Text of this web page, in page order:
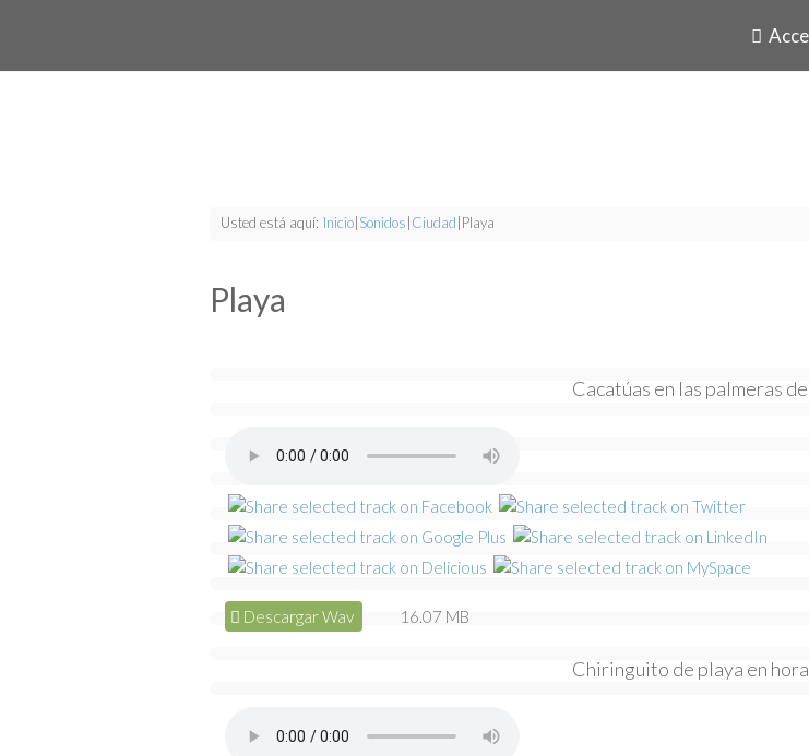
Usted está aquí: Inicio Sonidos Ciudad Playa
Playa
Cacatúas en las palmeras
Descargar Wav 16.07 MB
Chiringuito de playa en